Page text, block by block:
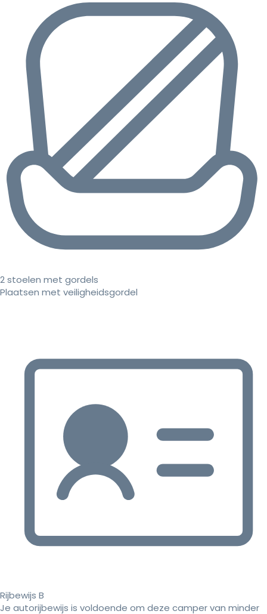
2 stoelen met gordels
Plaatsen met veiligheidsgordel
Rijbewijs B
Je autorijbewijs is voldoende om deze camper van minder